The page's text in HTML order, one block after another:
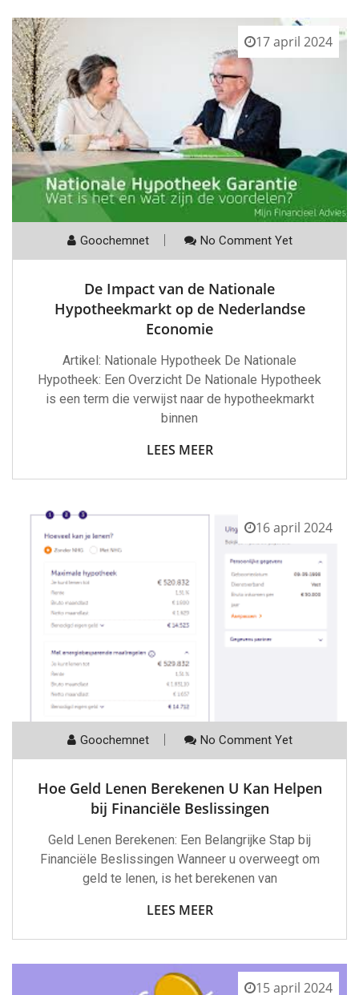
17 april 2024
Goochemnet No Comment Yet
De Impact van de Nationale
Hypotheekmarkt op de Nederlandse
Economie
Artikel: Nationale Hypotheek De Nationale
Hypotheek: Een Overzicht De Nationale Hypotheek
is een term die verwijst naar de hypotheekmarkt
binnen
LEES MEER
16 april 2024
Goochemnet No Comment Yet
Hoe Geld Lenen Berekenen U Kan Helpen
bij Financiële Beslissingen
Geld Lenen Berekenen: Een Belangrijke Stap bij
Financiële Beslissingen Wanneer u overweegt om
geld te lenen, is het berekenen van
LEES MEER
15 april 2024